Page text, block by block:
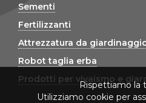
Sementi
Fertilizzanti
Attrezzatura da
Robot taglia erba
Prodotti per vivaismo e
Rispettiamo la
Utilizziamo cookie per